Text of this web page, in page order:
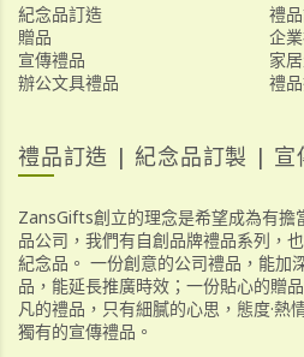
紀念品訂造
禮
贈品
企
宣傳禮品
家
辦公文具禮品
禮
禮品訂造 | 紀念品訂製 | 宣
ZansGifts創立的理念是希望成為有擔
品公司，我們有自創品牌禮品系列，
紀念品。 一份創意的公司禮品，能加
品，能延長推廣時效；一份貼心的贈
凡的禮品，只有細膩的心思，態度·熱
獨有的宣傳禮品。